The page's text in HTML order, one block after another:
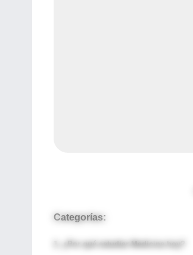
Categorías:
¿Por qué estudiar Medicina hoy?